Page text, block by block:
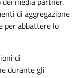
di aggregazione
per abbattere lo
di
durante gli